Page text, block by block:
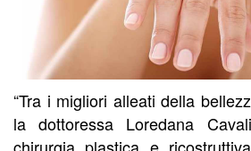
“Tra i migliori alleati della
la dottoressa Loredana